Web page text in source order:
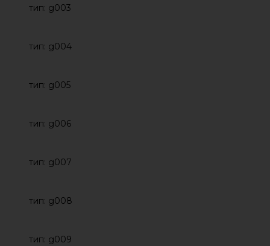
тип: g003
тип: g004
тип: g005
тип: g006
тип: g007
тип: g008
тип: g009